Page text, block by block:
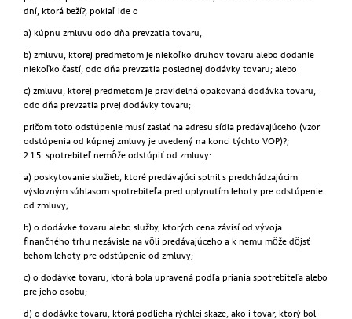
dní, ktorá beží?, pokiaľ ide o
a) kúpnu zmluvu odo dňa prevzatia tovaru,
b) zmluvu, ktorej predmetom je niekoľko druhov tovaru alebo dodanie
niekoľko častí, odo dňa prevzatia poslednej dodávky tovaru; alebo
c) zmluvu, ktorej predmetom je pravidelná opakovaná dodávka tovaru,
odo dňa prevzatia prvej dodávky tovaru;
pričom toto odstúpenie musí zaslať na adresu sídla predávajúceho (vzor
odstúpenia od kúpnej zmluvy je uvedený na konci týchto VOP)?;
2.1.5. spotrebiteľ nemôže odstúpiť od zmluvy:
a) poskytovanie služieb, ktoré predávajúci splnil s predchádzajúcim
výslovným súhlasom spotrebiteľa pred uplynutím lehoty pre odstúpenie
od zmluvy;
b) o dodávke tovaru alebo služby, ktorých cena závisí od vývoja
finančného trhu nezávisle na vôli predávajúceho a k nemu môže dôjsť
behom lehoty pre odstúpenie od zmluvy;
c) o dodávke tovaru, ktorá bola upravená podľa priania spotrebiteľa alebo
pre jeho osobu;
d) o dodávke tovaru, ktorá podlieha rýchlej skaze, ako i tovar, ktorý bol